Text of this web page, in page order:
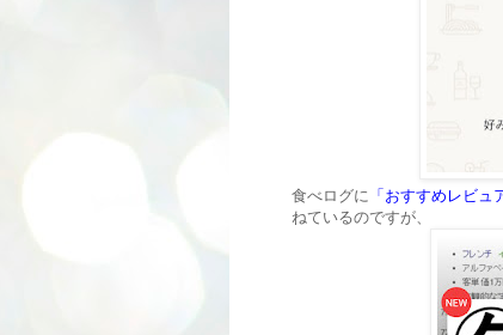
食べログに 「おすすめレビュ
ねているのですが、